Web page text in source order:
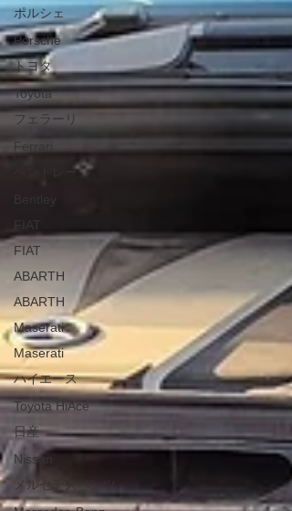
ポルシェ
Porsche
トヨタ
Toyota
フェラーリ
Ferrari
ベントレー
FIAT
FIAT
ABARTH
ABARTH
Maserati
Maserati
ハイエース
Toyota HiAce
日産
Nissan
メルセデスベンツ